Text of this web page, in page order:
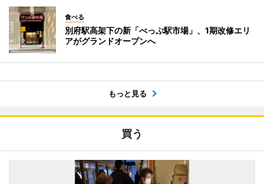
食べる
別府駅高架下の新「べっぷ駅市場」、1期改修エリ
アがグランドオープンへ
もっと見る
買う